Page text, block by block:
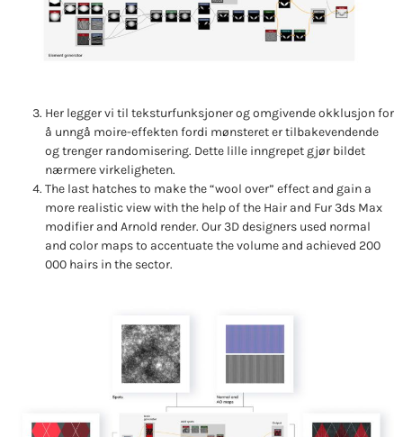
Her legger vi til teksturfunksjoner og omgivende okklusjon for
å unngå moire-effekten fordi mønsteret er tilbakevendende
og trenger randomisering. Dette lille inngrepet gjør bildet
nærmere virkeligheten.
The last hatches to make the “wool over” effect and gain a
more realistic view with the help of the Hair and Fur 3ds Max
modifier and Arnold render. Our 3D designers used normal
and color maps to accentuate the volume and achieved 200
000 hairs in the sector.